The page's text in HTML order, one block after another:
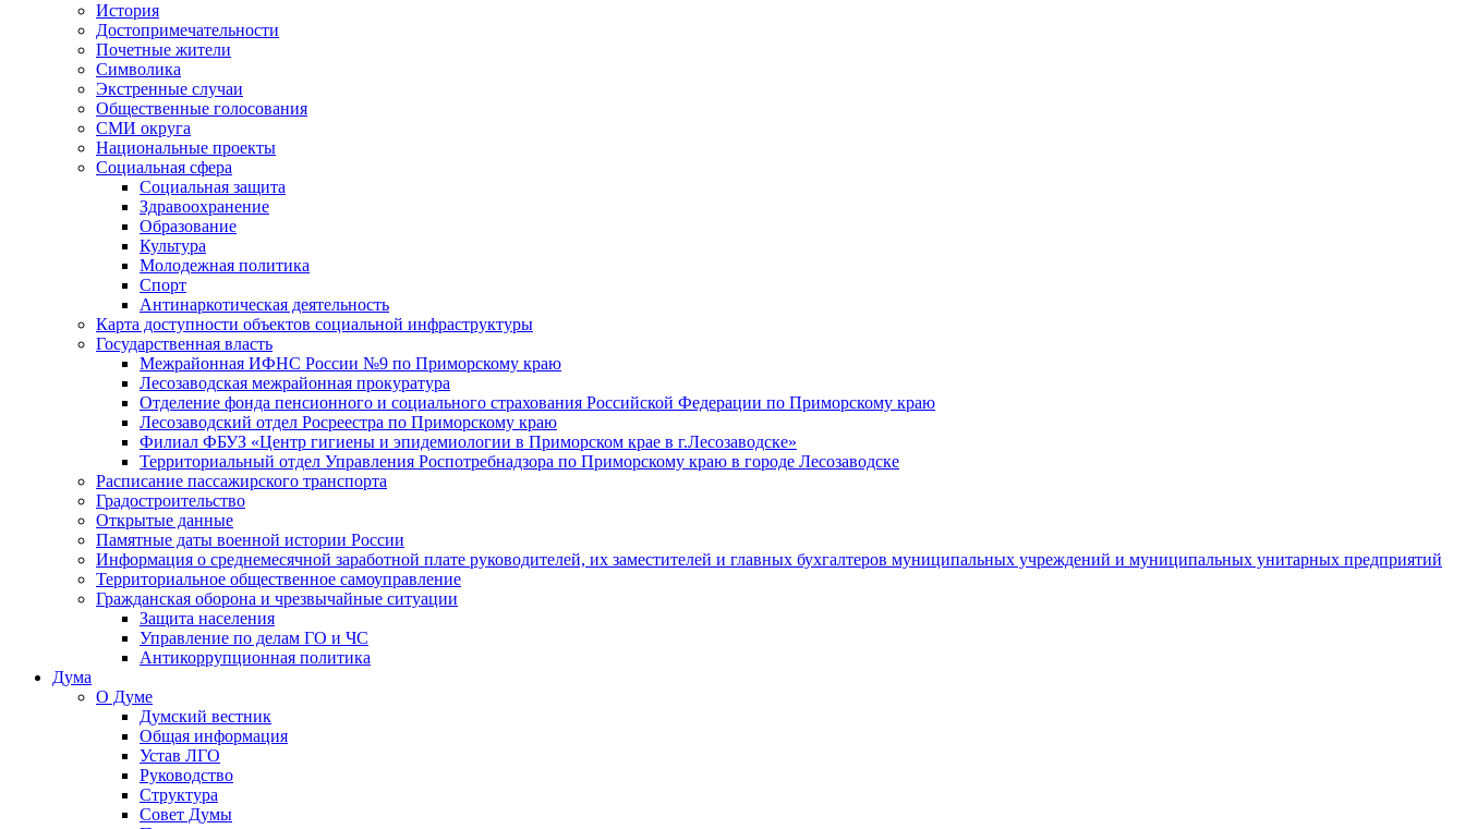
История
Достопримечательности
Почетные жители
Символика
Экстренные случаи
Общественные голосования
СМИ округа
Национальные проекты
Социальная сфера
Социальная защита
Здравоохранение
Образование
Культура
Молодежная политика
Спорт
Антинаркотическая деятельность
Карта доступности объектов социальной инфраструктуры
Государственная власть
Межрайонная ИФНС России №9 по Приморскому краю
Лесозаводская межрайонная прокуратура
Отделение фонда пенсионного и социального страхования Российской Федерации по Приморскому краю
Лесозаводский отдел Росреестра по Приморскому краю
Филиал ФБУЗ «Центр гигиены и эпидемиологии в Приморском крае в г.Лесозаводске»
Территориальный отдел Управления Роспотребнадзора по Приморскому краю в городе Лесозаводске
Расписание пассажирского транспорта
Градостроительство
Открытые данные
Памятные даты военной истории России
Информация о среднемесячной заработной плате руководителей, их заместителей и главных бухгалтеров муниципальных учреждений и муниципальных унитарных предприятий
Территориальное общественное самоуправление
Гражданская оборона и чрезвычайные ситуации
Защита населения
Управление по делам ГО и ЧС
Антикоррупционная политика
Дума
О Думе
Думский вестник
Общая информация
Устав ЛГО
Руководство
Структура
Совет Думы